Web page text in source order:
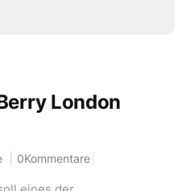
London
0Kommentare